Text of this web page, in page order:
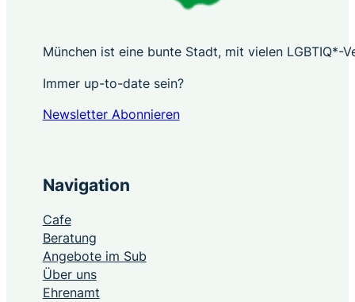
München ist eine bunte Stadt, mit vielen
Immer up-to-date sein?
Newsletter Abonnieren
Navigation
Cafe
Beratung
Angebote im Sub
Über uns
Ehrenamt